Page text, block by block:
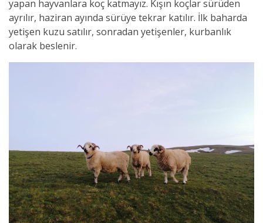
yapan hayvanlara koç katmayız. Kışın koçlar sürüden
ayrılır, haziran ayında sürüye tekrar katılır. İlk baharda
yetişen kuzu satılır, sonradan yetişenler, kurbanlık
olarak beslenir.